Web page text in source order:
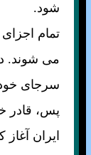
شود.
تمام
می شوند.
سرجای خود
پس، قادر
ايران آغاز